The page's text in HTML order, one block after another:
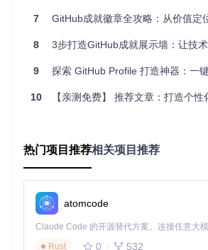
免费与开源：完全免费使用，并且代码
教育意义：对于学习GitHub操作的新手
零门槛的数据监控：无需复杂设置，即
起来，与全球开发者一起，用数字讲述你
github-profile-views-counter
7 GitHub成就徽章全攻略：从价值定
8 3步打造GitHub成就展示墙：让技术实
9 探索 GitHub Profile 打造神器：一
10 【亲测免费】 推荐文章：打造个性化的GitHub个人简介 ——
热门项目推荐相关项目推荐
atomcode
Rust
0 532